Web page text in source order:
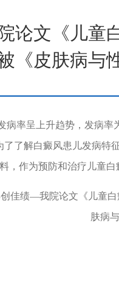
论文《儿童
《皮肤病与
率呈上升趋势，发病率
了解白癜风患儿发病特
，作为预防和治疗儿童